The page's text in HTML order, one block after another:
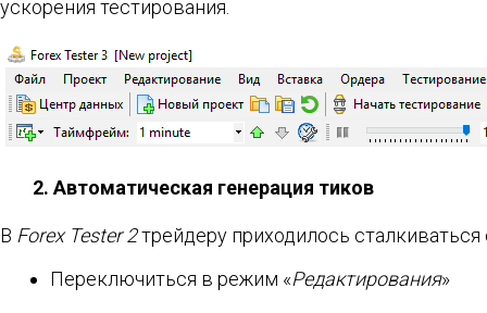
ускорения тестирования.
2. Автоматическая генерация тиков
В Forex Tester 2трейдеру приходилось
Переключиться в режим «Редактирования»